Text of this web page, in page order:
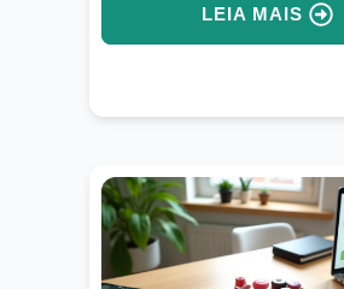
LEIA MAIS